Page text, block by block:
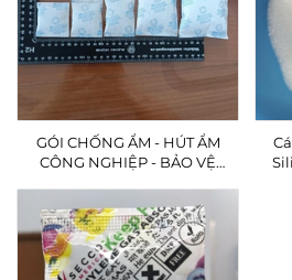
GÓI CHỐNG ẨM - HÚT ẨM
CÔNG NGHIỆP - BẢO VỆ